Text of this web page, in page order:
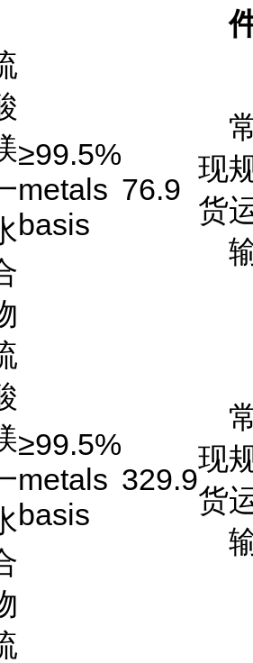
≥99.5%
metals
basis
76.9
现
货
≥99.5%
metals
basis
329.9
现
货